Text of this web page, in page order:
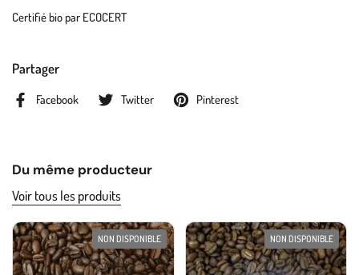
Certifié bio par ECOCERT
Partager
Facebook Twitter Pinterest
Du même producteur
Voir tous les produits
NON DISPONIBLE NON DISPONIBLE